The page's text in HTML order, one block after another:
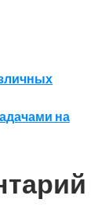
на